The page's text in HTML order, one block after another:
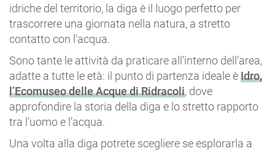
idriche del territorio, la diga è il luogo perfetto per
trascorrere una giornata nella natura, a stretto
contatto con l’acqua.
Sono tante le attività da praticare all’interno dell’area,
adatte a tutte le età: il punto di partenza ideale èIdro,
l’Ecomuseo delle Acque di Ridracoli, dove
approfondire la storia della diga e lo stretto rapporto
tra l’uomo e l’acqua.
Una volta alla diga potrete scegliere se esplorarla a